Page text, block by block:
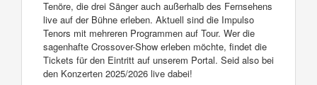
Tenöre, die drei Sänger auch außerhalb des Fernsehens
live auf der Bühne erleben. Aktuell sind die Impulso
Tenors mit mehreren Programmen auf Tour. Wer die
sagenhafte Crossover-Show erleben möchte, findet die
Tickets für den Eintritt auf unserem Portal. Seid also bei
den Konzerten 2025/2026 live dabei!